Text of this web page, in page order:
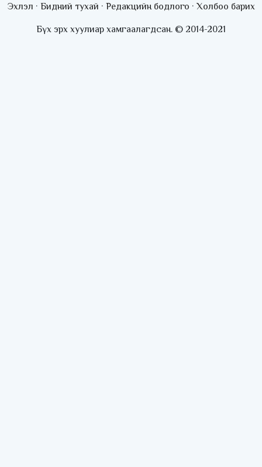
Эхлэл · Бидний тухай · Редакцийн бодлого ·Холбоо барих
Бүх эрх хуулиар хамгаалагдсан. © 2014-2021